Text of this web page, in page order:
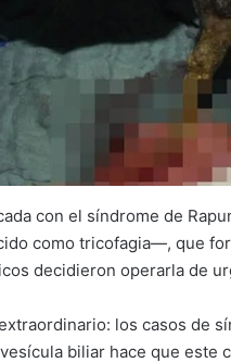
con el síndrome de
como tricofagia—, que
decidieron operarla de
los casos de
biliar hace que este